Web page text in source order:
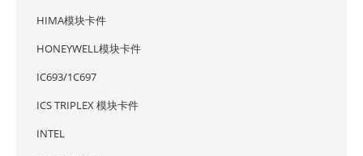
HIMA模块卡件
HONEYWELL模块卡件
IC693/1C697
ICS TRIPLEX 模块卡件
INTEL